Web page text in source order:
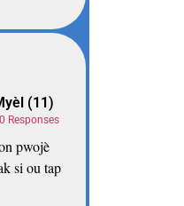
(11)
Responses
pwojè
si ou tap